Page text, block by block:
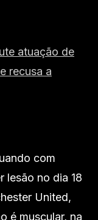
atuação de
recusa a
com
lesão no dia 18
United,
é muscular, na